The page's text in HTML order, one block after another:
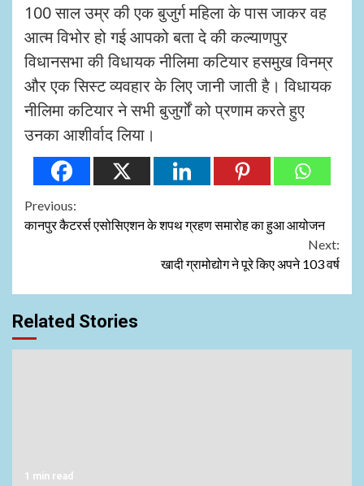
100 साल उम्र की एक बुजुर्ग महिला के पास जाकर वह
आत्म विभोर हो गई आपको बता दे की कल्याणपुर
विधानसभा की विधायक नीलिमा कटियार हसमुख विनम्र
और एक सिस्ट व्यवहार के लिए जानी जाती है। विधायक
नीलिमा कटियार ने सभी बुजुर्गों को प्रणाम करते हुए
उनका आशीर्वाद लिया।
Continue
Reading
Previous:
कानपुर कैटरर्स एसोसिएशन के शपथ ग्रहण समारोह का हुआ आयोजन
Next:
खादी ग्रामोद्योग ने पूरे किए अपने 103 वर्ष
Related Stories
1 min read